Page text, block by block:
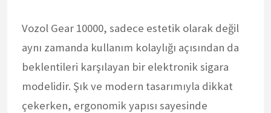
Vozol Gear 10000, sadece estetik olarak değil
aynı zamanda kullanım kolaylığı açısından da
beklentileri karşılayan bir elektronik sigara
modelidir. Şık ve modern tasarımıyla dikkat
çekerken, ergonomik yapısı sayesinde